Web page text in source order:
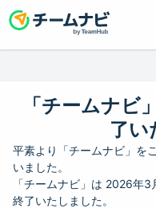
「チームナビ
了い
平素より「チームナビ」を
いました。
「チームナビ」は 2026年
終了いたしました。